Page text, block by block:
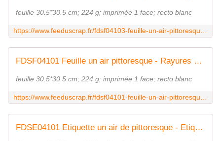
feuille 30.5*30.5 cm; 224 g; imprimée 1 face; recto blanc
FDSF04101 Feuille un air pittoresque - Rayures FEE DU SCRAP
feuille 30.5*30.5 cm; 224 g; imprimée 1 face; recto blanc
FDSE04101 Etiquette un air de pittoresque - Etiquettes FEE DU SCRAP